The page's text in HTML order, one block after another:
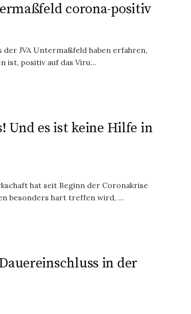
corona-positiv
der JVA Untermaßfeld haben erfahren,
ist, positiv auf das Viru...
Und es ist keine Hilfe in
hat seit Beginn der Coronakrise
besonders hart treffen wird, ...
in der